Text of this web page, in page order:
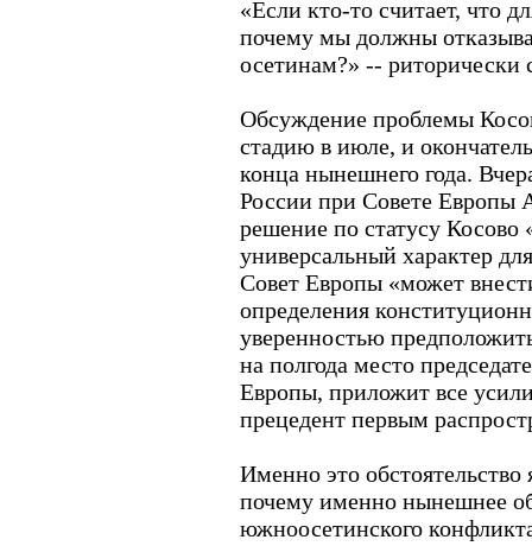
«Если кто-то считает, что
почему мы должны
осетинам?» -- риторически
Обсуждение проблемы
стадию в июле, и
конца нынешнего года.
России при Совете Европы
решение по статусу Косово
универсальный характер
Совет Европы «может
определения
уверенностью
на полгода место
Европы, приложит все
прецедент первым
Именно это обстоятельство
почему именно нынешнее
южноосетинского